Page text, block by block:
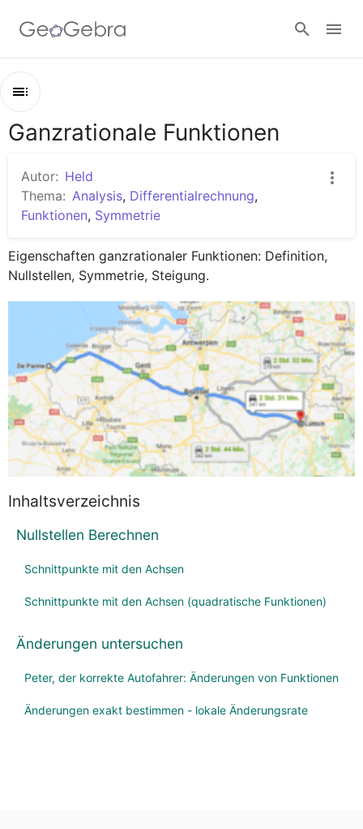
Google Classroom
Kapitel
Nullstellen Berechnen
Änderungen untersuchen
Ganzrationale Funktionen
Autor: Held
Thema: Analysis, Differentialrechnung,
Funktionen, Symmetrie
Eigenschaften ganzrationaler Funktionen: Definition,
Nullstellen, Symmetrie, Steigung.
Inhaltsverzeichnis
Nullstellen Berechnen
Schnittpunkte mit den Achsen
Schnittpunkte mit den Achsen (quadratische Funktionen)
Änderungen untersuchen
Peter, der korrekte Autofahrer: Änderungen von Funktionen
Änderungen exakt bestimmen - lokale Änderungsrate